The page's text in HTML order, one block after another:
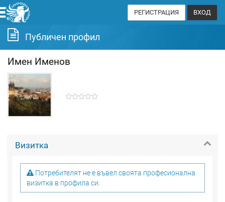
РЕГИСТРАЦИЯ ВХОД
Публичен профил
Имен Именов
Визитка
Потребителят не е въвел своята професионална
визитка в профила си.